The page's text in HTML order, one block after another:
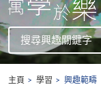
搜
尋
興
主頁 學習 興趣範疇